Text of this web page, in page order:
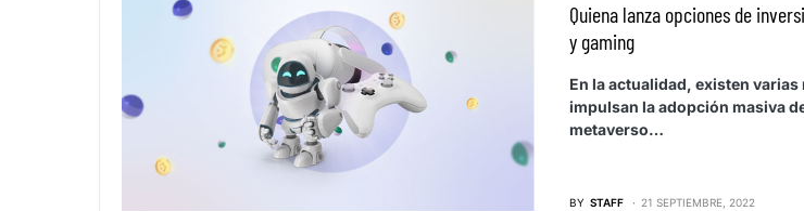
Quiena lanza opciones de
y gaming
En la actualidad, existen
impulsan la adopción masiva
metaverso…
BY STAFF 21 SEPTIEMBRE, 2022